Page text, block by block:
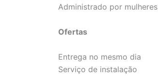
Administrado por mulheres
Ofertas
Entrega no mesmo dia
Serviço de instalação